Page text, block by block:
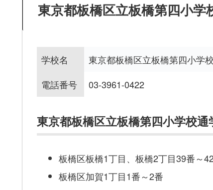
東京都板橋区立板橋第四小学
学校名 東京都板橋区立板橋第四小学校
電話番号
03-3961-0422
東京都板橋区立板橋第四小学校通
板橋区板橋1丁目、板橋2丁目39番～
板橋区加賀1丁目1番～2番